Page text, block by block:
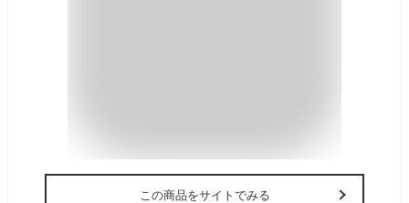
この商品をサイトでみる